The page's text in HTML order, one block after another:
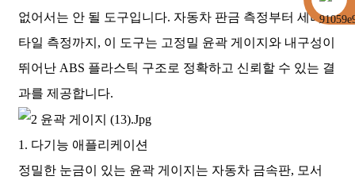
없어서는 안 될 도구입니다. 자동차 판금 측정부터 세라믹
타일 측정까지, 이 도구는 고정밀 윤곽 게이지와 내구성이
뛰어난 ABS 플라스틱 구조로 정확하고 신뢰할 수 있는 결
과를 제공합니다.
1. 다기능 애플리케이션
정밀한 눈금이 있는 윤곽 게이지는 자동차 금속판, 모서